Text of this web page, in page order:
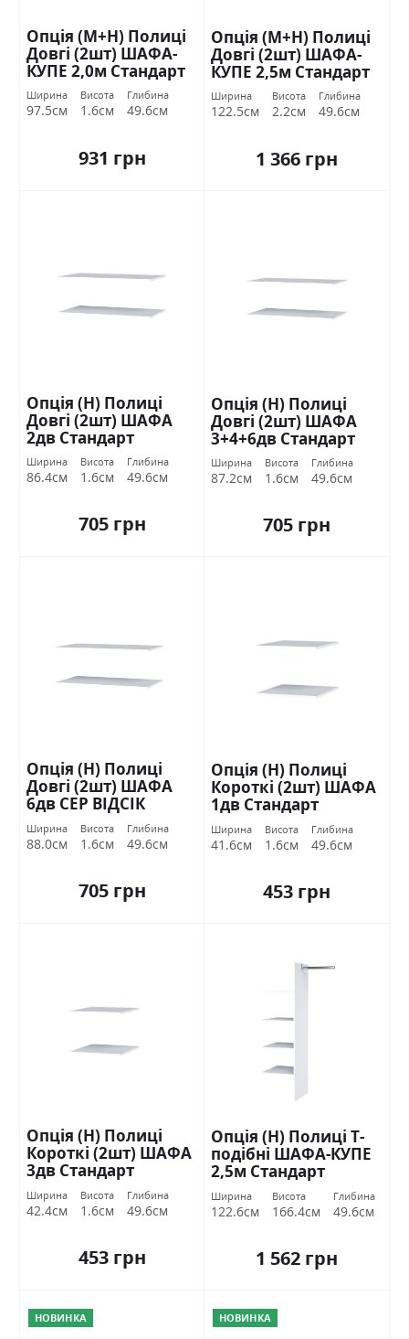
Опція (М+Н) Полиці
Довгі (2шт) ШАФА-
КУПЕ 2,0м Стандарт
Ширина
97.5см
Висота
1.6см
Глибина
49.6см
931 грн
Опція (М+Н) Полиці
Довгі (2шт) ШАФА-
КУПЕ 2,5м Стандарт
Ширина
122.5см
Висота
2.2см
Глибина
49.6см
1 366 грн
Опція (Н) Полиці
Довгі (2шт) ШАФА
2дв Стандарт
Ширина
86.4см
Висота
1.6см
Глибина
49.6см
705 грн
Опція (Н) Полиці
Довгі (2шт) ШАФА
3+4+6дв Стандарт
Ширина
87.2см
Висота
1.6см
Глибина
49.6см
705 грн
Опція (Н) Полиці
Довгі (2шт) ШАФА
6дв СЕР ВІДСІК
Стандарт
Ширина
88.0см
Висота
1.6см
Глибина
49.6см
705 грн
Опція (Н) Полиці
Короткі (2шт) ШАФА
1дв Стандарт
Ширина
41.6см
Висота
1.6см
Глибина
49.6см
453 грн
Опція (Н) Полиці
Короткі (2шт) ШАФА
3дв Стандарт
Ширина
42.4см
Висота
1.6см
Глибина
49.6см
453 грн
Опція (Н) Полиці Т-
подібні ШАФА-КУПЕ
2,5м Стандарт
Ширина
122.6см
Висота
166.4см
Глибина
49.6см
1 562 грн
НОВИНКА НОВИНКА